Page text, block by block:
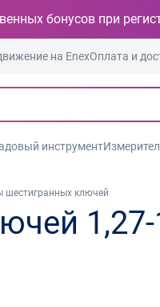
бонусов при
на EnexОплата и
инструмент
шестигранных ключей